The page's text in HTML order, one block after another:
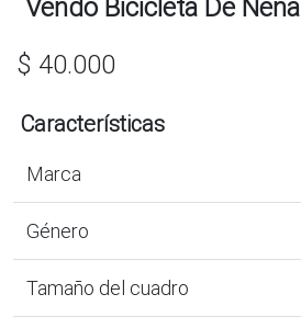
Vendo Bicicleta De Nena
$ 40.000
Características
Marca
Género
Tamaño del cuadro